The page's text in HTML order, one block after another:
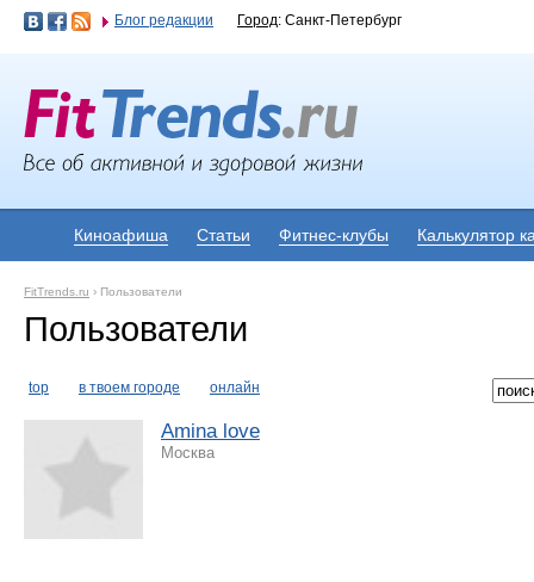
Блог редакции Город: Санкт-Петербург
Киноафиша Статьи Фитнес-клубы Калькулятор
FitTrends.ru › Пользователи
Пользователи
top в твоем городе онлайн
Amina love
Москва